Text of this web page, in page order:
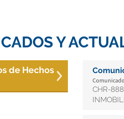
Y
de Hechos
CHR-